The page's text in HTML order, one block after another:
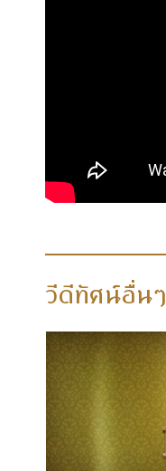
วีดีทัศน์อื่นๆ